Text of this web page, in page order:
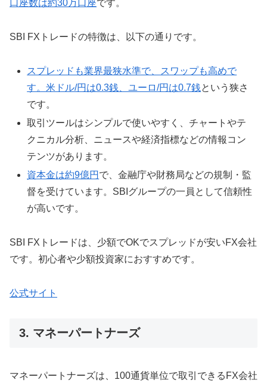
口座数は約30万口座です。
SBI FXトレードの特徴は、以下の通りです。
スプレッドも業界最狭水準で、スワップも高めで
す。米ドル/円は0.3銭、ユーロ/円は0.7銭という狭さ
です。
取引ツールはシンプルで使いやすく、チャートやテ
クニカル分析、ニュースや経済指標などの情報コン
テンツがあります。
資本金は約9億円 で、金融庁や財務局などの規制・監
督を受けています。SBIグループの一員として信頼性
が高いです。
SBI FXトレードは、少額でOKでスプレッドが安いFX会社
です。初心者や少額投資家におすすめです。
公式サイト
3. マネーパートナーズ
マネーパートナーズは、100通貨単位で取引できるFX会社